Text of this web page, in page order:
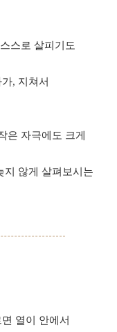
스로 살피기도
, 지쳐서
은 자극에도 크게
지 않게 살펴보시는
열이 안에서